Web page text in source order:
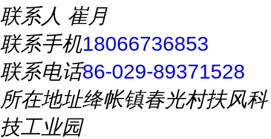
联系人 崔月
联系手机18066736853
联系电话86-029-89371528
所在地址绛帐镇春光村扶风科
技工业园